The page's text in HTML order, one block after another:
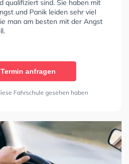
qualifiziert sind. Sie haben mit
und Panik leiden sehr viel
man am besten mit der Angst
anfragen
Fahrschule gesehen haben